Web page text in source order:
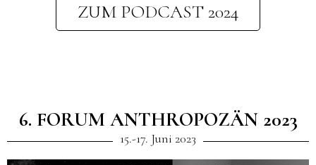
ZUM PODCAST 2024
6. FORUM ANTHROPOZÄN 2023
15.-17. Juni 2023